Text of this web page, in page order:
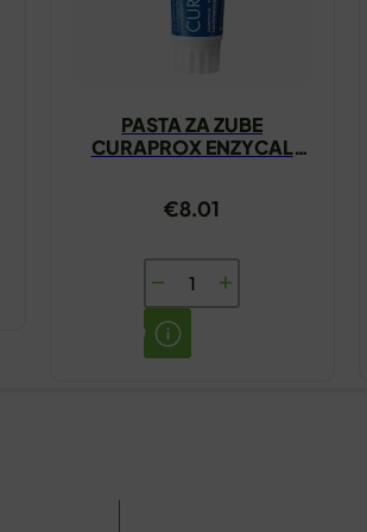
PASTA ZA ZUBE
CURAPROX ENZYCAL
€8.01
PASTA
ZA
ZUBE